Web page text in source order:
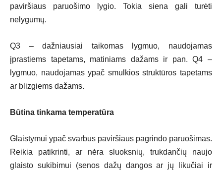
paviršiaus paruošimo lygio. Tokia siena gali turėti
nelygumų.
Q3 – dažniausiai taikomas lygmuo, naudojamas
įprastiems tapetams, matiniams dažams ir pan. Q4 –
lygmuo, naudojamas ypač smulkios struktūros tapetams
ar blizgiems dažams.
Būtina tinkama temperatūra
Glaistymui ypač svarbus paviršiaus pagrindo paruošimas.
Reikia patikrinti, ar nėra sluoksnių, trukdančių naujo
glaisto sukibimui (senos dažų dangos ar jų likučiai ir